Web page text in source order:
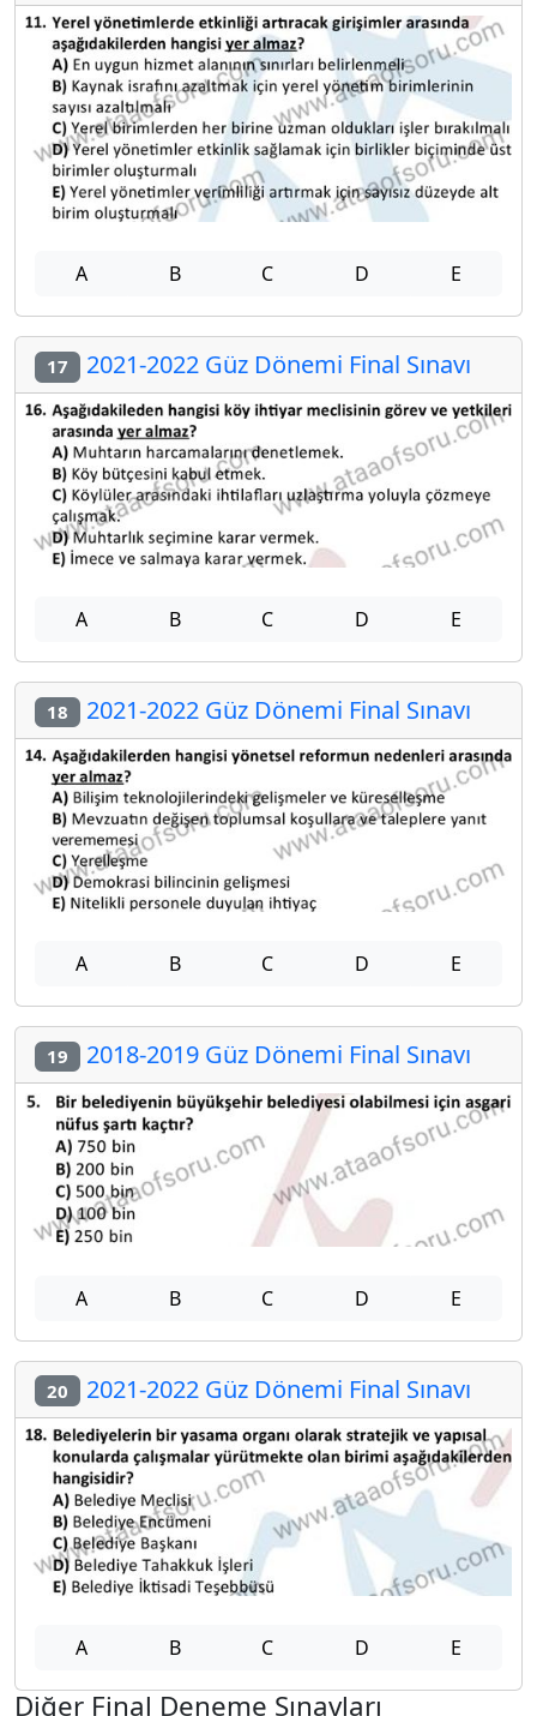
A B C D E
17 2021-2022 Güz Dönemi Final Sınavı
A B C D E
18 2021-2022 Güz Dönemi Final Sınavı
A B C D E
19 2018-2019 Güz Dönemi Final Sınavı
A B C D E
20 2021-2022 Güz Dönemi Final Sınavı
A B C D E
Diğer Final Deneme Sınavları